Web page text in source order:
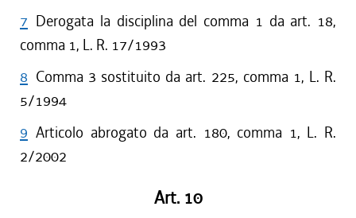
7 Derogata la disciplina del comma 1 da art. 18,
comma 1, L. R. 17/1993
8 Comma 3 sostituito da art. 225, comma 1, L. R.
5/1994
9 Articolo abrogato da art. 180, comma 1, L. R.
2/2002
Art. 10